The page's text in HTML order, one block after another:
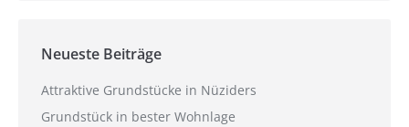
Neueste Beiträge
Attraktive Grundstücke in Nüziders
Grundstück in bester Wohnlage